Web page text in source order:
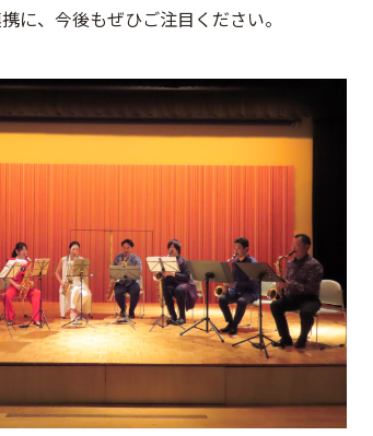
に、今後もぜひご注目ください。